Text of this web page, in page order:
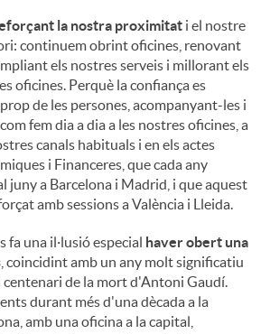
la nostra proximitat i el nostre
continuem obrint oficines, renovant
els nostres serveis i millorant els
oficines. Perquè la confiança es
de les persones, acompanyant-les i
fem dia a dia a les nostres oficines, a
canals habituals i en els actes
i Financeres, que cada any
juny a Barcelona i Madrid, i que aquest
amb sessions a València i Lleida.
fa una il·lusió especial haver obert una
, coincidint amb un any molt significatiu
centenari de la mort d'Antoni Gaudí.
durant més d'una dècada a la
amb una oficina a la capital,